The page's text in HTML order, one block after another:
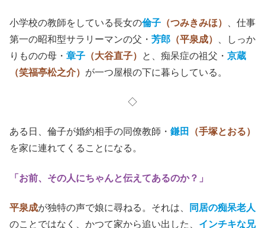
小学校の教師をしている長女の倫子 （つみきみほ）
、仕事
第一の昭和型サラリーマンの父・ 芳郎 （平泉成）
、しっか
りものの母・ 章子 （大谷直子） と、痴呆症の祖父・ 京蔵
（笑福亭松之介） が一つ屋根の下に暮らしている。
◇
ある日、倫子が婚約相手の同僚教師・ 鎌田
（手塚とおる）
を家に連れてくることになる。
「お前、その人にちゃんと伝えてあるのか？」
平泉成が独特の声で娘に尋ねる。それは、
同居の痴呆老人
のことではなく、かつて家から追い出した、 インチキな兄